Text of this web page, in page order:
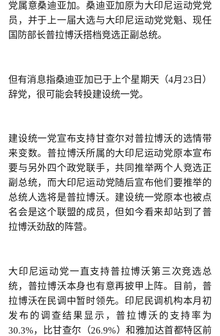
党属意桑迪亚加。桑迪亚加原为大印尼运动党党
员，并于上一届大选与大印尼运动党党魁、现任
国防部长普拉博沃搭档竞选正副总统。
但有消息指桑迪亚加已于上个星期天（4月23日）
辞党，很可能会转投建设统一党。
建设统一党宣布支持甘查尔对普拉博沃的选情带
来变数。普拉博沃所属的大印尼运动党原本宣布
要与另外四个政党联手，共同推举两个人竞选正
副总统，而大印尼运动党随后宣布他们要推举的
总统人选将是普拉博沃。建设统一党原本也被点
名会是这个联盟的成员，但如今看来却站到了普
拉博沃劲敌的阵营。
大印尼运动党一直支持普拉博沃第三次竞选总
统，普拉博沃本身也有意再披甲上阵。目前，普
拉博沃在民调中暂时领先。印尼民调机构本月初
发布的调查结果显示，普拉博沃的支持率为
30.3%，比甘查尔（26.9%）和雅加达首都特区前